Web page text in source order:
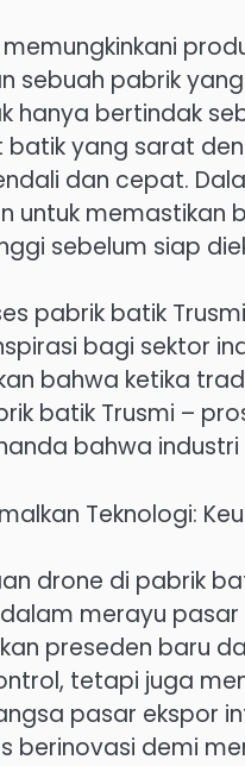
memungkinkani
sebuah pabrik
hanya bertindak
yang sarat
dan cepat.
untuk
sebelum siap
pabrik batik
bagi sektor
bahwa ketika
batik Trusmi –
bahwa
Teknologi:
drone di pabrik
merayu
preseden baru
tetapi juga
pasar ekspor
berinovasi demi